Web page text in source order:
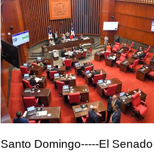
Santo Domingo-----El